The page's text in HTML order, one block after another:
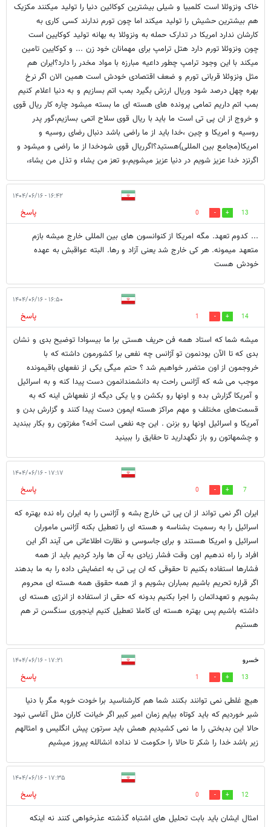
خاک ونزوئلا است کلمبیا و شیلی بیشترین کوکائین دنیا را تولید میکنند مکزیک
هم بیشترین حشیش را تولید میکند اما چون تورم ندارند کسی کاری به
کارشان ندارد امریکا در تدارک حمله به ونزوئلا به بهانه تولید کوکایین است
چون ونزوئلا تورم دارد هتل ترامپ برای مهمانان خود زن ... و کوکایین تامین
میکند با این وجود ترامپ چطور داعیه مبارزه با مواد مخدر را دارد؟ایران هم
مثل ونزوئلا قربانی تورم و ضعف اقتصادی خودش است همین الان اگر نرخ
بهره چهل درصد شود وریال ارزش بگیرد بمب اتم بسازیم و به دنیا اعلام کنیم
بمب اتم داریم تمامی پرونده های هسته ای ما بسته میشود چاره کار ریال قوی
و خروج از ان پی تی است ما باید با ریال قوی سلاح اتمی بسازیم،گور پدر
روسیه و امریکا و چین ،خدا باید از ما راضی باشد دنبال رضای روسیه و
امریکا(مجامع بین المللی)هستید؟اگرریال قوی شودخدا از ما راضی و میشود و
اگرنزد خدا عزیز شویم در دنیا عزیز میشویم،و تعز من یشاء و تذل من یشاء،
۱۶:۴۲ - ۱۴۰۴/۰۶/۱۶
13
0
پاسخ
... کدوم تعهد. مگه امریکا از کنوانسون های بین المللی خارج میشه بازم
متعهد میمونه. هر کی خارج شد یعنی آزاد و رها. البته عواقبش به عهده
خودش هست
۱۶:۵۰ - ۱۴۰۴/۰۶/۱۶
14
1
پاسخ
میشه شما که استاد همه فن حریف هستی برا ما بیسوادا توضیح بدی و نشان
بدی که تا الآن بودنمون تو آژانس چه نفعی برا کشورمون داشته که با
خروجمون از اون متضرر خواهیم شد ؟ حتم میگی یکی از نفعهای باقیمونده
موجب می شه که آژانس راحت به دانشمندانمون دست پیدا کنه و به اسرائیل
و آمریکا گزارش بده و اونها رو بکشن و یا یکی دیگه از نفعهاش اینه که به
قسمت‌های مختلف و مهم مراکز هسته ایمون دست پیدا کنند و گزارش بدن و
آمریکا و اسرائیل اونها رو بزنن . این چه نفعی است آخه؟ مغزتون رو بکار ببندید
و چشمهاتون رو باز نگهدارید تا حقایق را ببینید
۱۷:۱۷ - ۱۴۰۴/۰۶/۱۶
7
0
پاسخ
ایران اگر نمی تواند از ان پی تی خارج بشه و آژانس را به ایران راه نده بهتره که
اسرائیل را به رسمیت بشناسه و هسته ای را تعطیل بکنه آژانس ماموران
اسرائیل و امریکا هستند و برای جاسوسی و نظارت اطلاعاتی می آیند اگر این
افراد را راه ندهیم اون وقت فشار زیادی به آن ها وارد کردیم باید از همه
فشارها استفاده بکنیم تا حقوقی که ان پی تی به اعضایش داده را به ما بدهند
اگر قراره تحریم باشیم بمباران بشویم و از همه حقوق همه هسته ای محروم
بشویم و تعهداتمان را اجرا بکنیم بدونه که حقی از استفاده از انرژی هسته ای
داشته باشیم پس بهتره هسته ای کاملا تعطیل کنیم اینجوری سنگسن تر هم
هستیم
خسرو ۱۷:۲۱ - ۱۴۰۴/۰۶/۱۶
13
1
پاسخ
هیچ غلطی نمی توانند بکنند شما هم کارشناسید برا خودت خوبه مگر با دنیا
شیر خوردیم که باید کوتاه بیایم زمان امیر کبیر اگر خیانت کاران مثل آغاسی نبود
حالا این بدبختی را ما نمی کشیدیم همش باید سرتون پیش انگلیس و امثالهم
زیر باشد خدا را شکر تا حالا را حکومت لا نداده انشالله پیروز میشیم
۱۷:۳۵ - ۱۴۰۴/۰۶/۱۶
12
0
پاسخ
امثال ایشان باید بابت تحلیل های اشتباه گذشته عذرخواهی کنند نه اینکه